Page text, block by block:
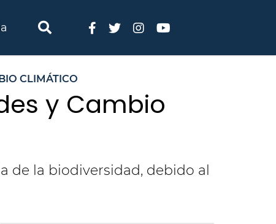
CLIMÁTICO
y Cambio
de la biodiversidad, debido al